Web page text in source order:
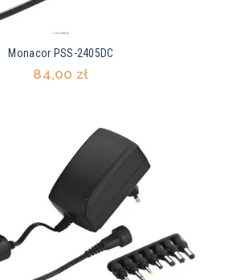
Monacor PSS-2405DC
84,00 zł